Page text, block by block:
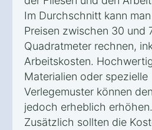
Im Durchschnitt kann
Preisen zwischen 30 und
Quadratmeter rechnen,
Arbeitskosten.
Materialien oder spezielle
Verlegemuster können
jedoch erheblich erhöhen.
Zusätzlich sollten die